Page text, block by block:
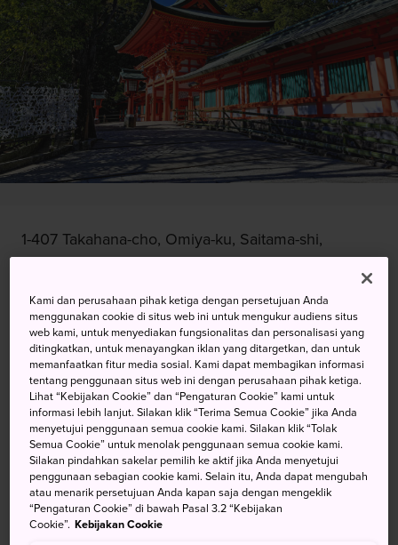
1-407 Takahana-cho, Omiya-ku, Saitama-shi,
Saitama-ken
Lihat pada Peta Google
Dapatkan Info Transit
KATA KUNCI PETA
Fasilitas Kuno dan Nama yang
Sama dengan Kotanya
Omiya adalah bahasa Jepang untuk “kuil yang luar biasa”.
Kami dan perusahaan pihak ketiga dengan persetujuan Anda
menggunakan cookie di situs web ini untuk mengukur audiens situs
web kami, untuk menyediakan fungsionalitas dan personalisasi yang
ditingkatkan, untuk menayangkan iklan yang ditargetkan, dan untuk
memanfaatkan fitur media sosial. Kami dapat membagikan informasi
tentang penggunaan situs web ini dengan perusahaan pihak ketiga.
Lihat “Kebijakan Cookie” dan “Pengaturan Cookie” kami untuk
informasi lebih lanjut. Silakan klik “Terima Semua Cookie” jika Anda
menyetujui penggunaan semua cookie kami. Silakan klik “Tolak
Semua Cookie” untuk menolak penggunaan semua cookie kami.
Silakan pindahkan sakelar pemilih ke aktif jika Anda menyetujui
penggunaan sebagian cookie kami. Selain itu, Anda dapat mengubah
atau menarik persetujuan Anda kapan saja dengan mengeklik
“Pengaturan Cookie” di bawah Pasal 3.2 “Kebijakan
Cookie”. Kebijakan Cookie